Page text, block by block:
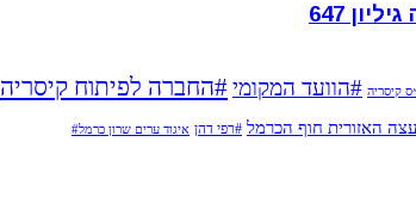
647
קיסריה #הוועד המקומי#החברה לפיתוח קיסריה
האזורית חוף הכרמל #רפי דהן איגוד ערים שרון כרמל#